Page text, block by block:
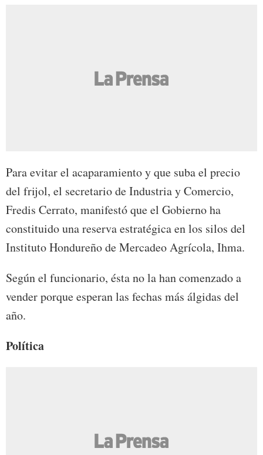
Para evitar el acaparamiento y que suba el precio
del frijol, el secretario de Industria y Comercio,
Fredis Cerrato, manifestó que el Gobierno ha
constituido una reserva estratégica en los silos del
Instituto Hondureño de Mercadeo Agrícola, Ihma.
Según el funcionario, ésta no la han comenzado a
vender porque esperan las fechas más álgidas del
año.
Política